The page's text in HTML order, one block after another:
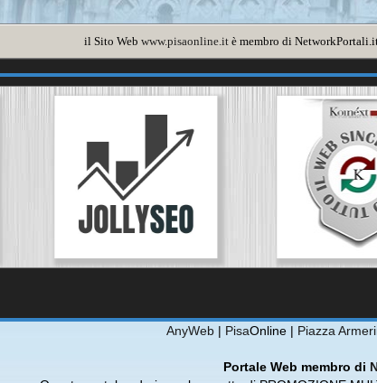
il Sito Web www.pisaonline.it è membro di
AnyWeb | PisaOnline | Piazza
Portale Web membro di